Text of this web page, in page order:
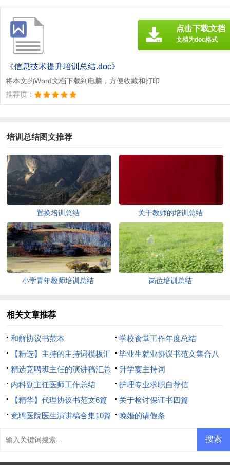
《信息技术提升培训总结.doc》
将本文的Word文档下载到电脑，方便收藏和打印
推荐度：
点击下载文档
文档为doc格式
培训总结图文推荐
置换培训总结 关于教师的培训总结
小学青年教师培训总结 岗位培训总结
相关文章推荐
和解协议书范本
学校食堂工作年度总结
【精选】主持的主持词模板汇
总8篇
毕业生就业协议书范文集合八
篇
精选竞聘班主任的演讲稿汇总
5篇
升学宴主持词
内科副主任医师工作总结
护理专业求职自荐信
【精华】代理协议书范文6篇
关于检讨保证书四篇
竞聘医院医生演讲稿合集10篇
晚婚的请假条